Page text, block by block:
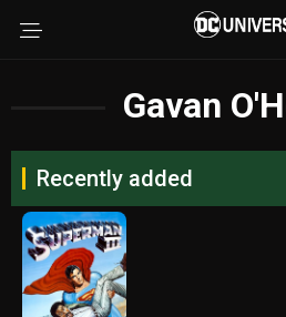
Gavan
Recently added